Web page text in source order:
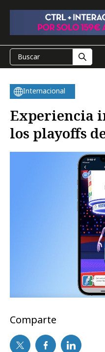
Internacional
Experiencia
los playoffs
Comparte